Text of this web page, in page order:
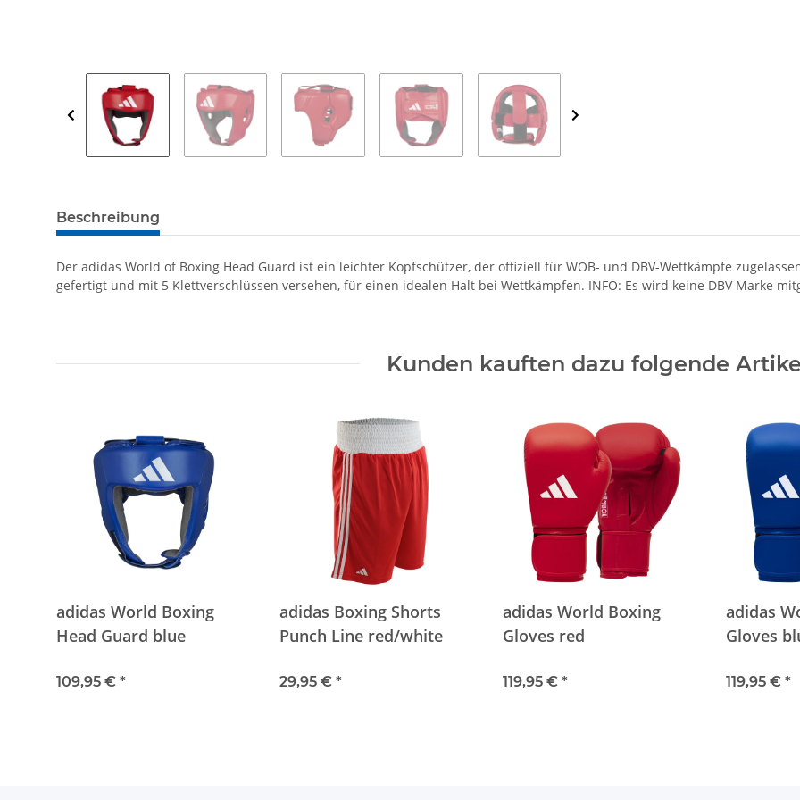
Beschreibung
Der adidas World of Boxing Head Guard ist ein leichter Kopfschützer, der offiziell für WOB- und DBV-Wettkämpfe
gefertigt und mit 5 Klettverschlüssen versehen, für einen idealen Halt bei Wettkämpfen. INFO: Es wird keine DBV Marke
Kunden kauften dazu folgende
adidas World Boxing
Head Guard blue
109,95 € *
adidas Boxing Shorts
Punch Line red/white
29,95 € *
adidas World Boxing
Gloves red
119,95 € *
adidas
Gloves
119,95 € *